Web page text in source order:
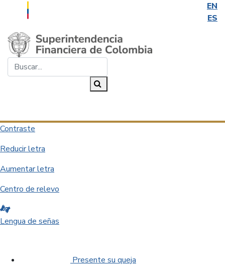
EN
ES
Saltar al contenido principal
Contraste
Reducir letra
Aumentar letra
Centro de relevo
Lengua de señas
Presente su queja